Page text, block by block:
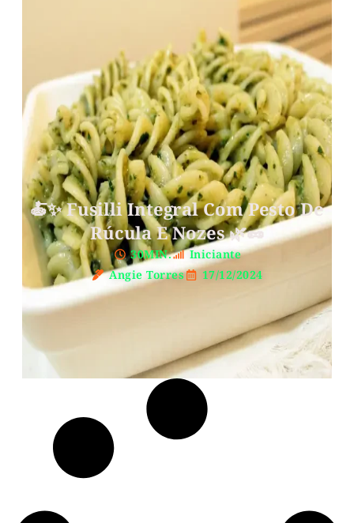
🍝✨ Fusilli Integral Com Pesto De
Rúcula E Nozes 🌿🥜
30MIN.
Iniciante
Angie Torres
17/12/2024